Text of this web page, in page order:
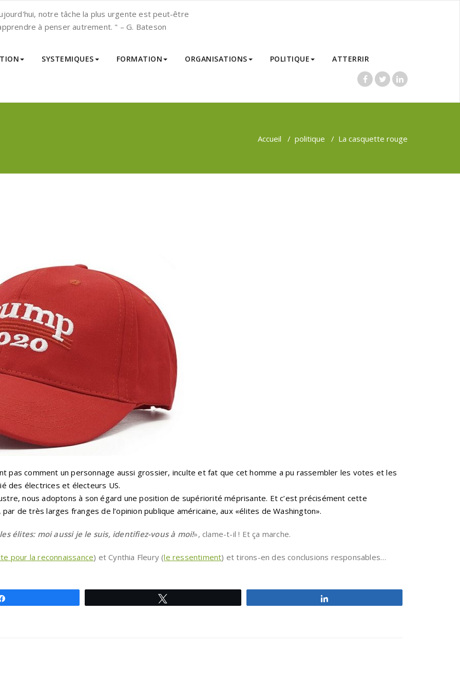
notre tâche la plus urgente est peut-être
à penser autrement. " – G. Bateson
SYSTEMIQUES FORMATION ORGANISATIONS POLITIQUE ATTERRIR
Accueil / politique / La casquette rouge
pas comment un personnage aussi grossier, inculte et fat que cet homme a pu rassembler les votes et les
des électrices et électeurs US.
nous adoptons à son égard une position de supériorité méprisante. Et c’est précisément cette
de très larges franges de l’opinion publique américaine, aux «élites de Washington».
élites: moi aussi je le suis, identifiez-vous à moi!», clame-t-il ! Et ça marche.
pour la reconnaissance) et Cynthia Fleury (le ressentiment) et tirons-en des conclusions responsables…